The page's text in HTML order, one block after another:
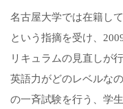
名古屋大学では在籍し
という指摘を受け、
リキュラムの見直しが
英語力がどのレベルな
の一斉試験を行う、学